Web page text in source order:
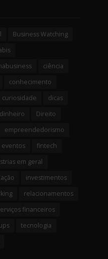
Business Watching
ciência
conhecimento
curiosidade
dicas
dinheiro
Direito
empreendedorismo
eventos
fintech
em geral
investimentos
relacionamentos
financeiros
tecnologia